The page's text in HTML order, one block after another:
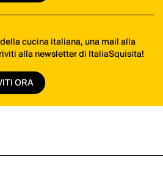
cucina italiana, una mail alla
alla newsletter di ItaliaSquisita!
ORA